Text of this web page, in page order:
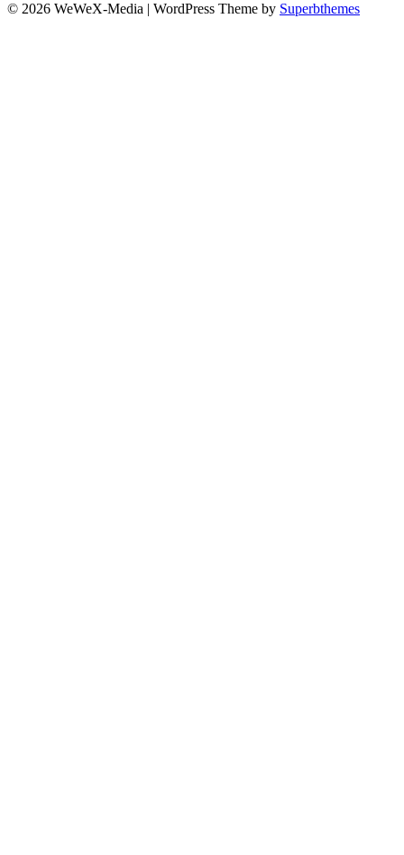
© 2026 WeWeX-Media | WordPress Theme by Superbthemes